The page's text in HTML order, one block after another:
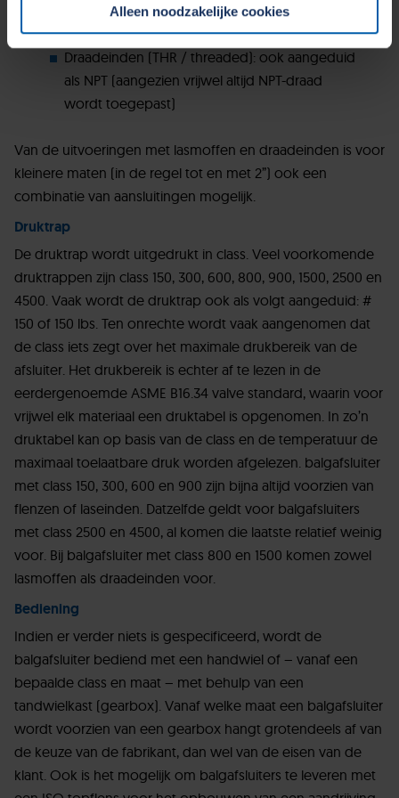
Cookiebeleid op onze website.
Alleen noodzakelijke cookies
Lasmoffen (SW / socked weld)
Laseinden (BW / buttweld)
Draadeinden (THR / threaded): ook aangeduid
als NPT (aangezien vrijwel altijd NPT-draad
wordt toegepast)
Van de uitvoeringen met lasmoffen en draadeinden is voor
kleinere maten (in de regel tot en met 2”) ook een
combinatie van aansluitingen mogelijk.
Druktrap
De druktrap wordt uitgedrukt in class. Veel voorkomende
druktrappen zijn class 150, 300, 600, 800, 900, 1500, 2500 en
4500. Vaak wordt de druktrap ook als volgt aangeduid: #
150 of 150 lbs. Ten onrechte wordt vaak aangenomen dat
de class iets zegt over het maximale drukbereik van de
afsluiter. Het drukbereik is echter af te lezen in de
eerdergenoemde ASME B16.34 valve standard, waarin voor
vrijwel elk materiaal een druktabel is opgenomen. In zo’n
druktabel kan op basis van de class en de temperatuur de
maximaal toelaatbare druk worden afgelezen. balgafsluiter
met class 150, 300, 600 en 900 zijn bijna altijd voorzien van
flenzen of laseinden. Datzelfde geldt voor balgafsluiters
met class 2500 en 4500, al komen die laatste relatief weinig
voor. Bij balgafsluiter met class 800 en 1500 komen zowel
lasmoffen als draadeinden voor.
Bediening
Indien er verder niets is gespecificeerd, wordt de
balgafsluiter bediend met een handwiel of – vanaf een
bepaalde class en maat – met behulp van een
tandwielkast (gearbox). Vanaf welke maat een balgafsluiter
wordt voorzien van een gearbox hangt grotendeels af van
de keuze van de fabrikant, dan wel van de eisen van de
klant. Ook is het mogelijk om balgafsluiters te leveren met